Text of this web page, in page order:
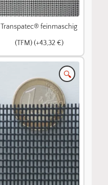
Transpatec® feinmaschig
(TFM) (+43,32 €)
🔍